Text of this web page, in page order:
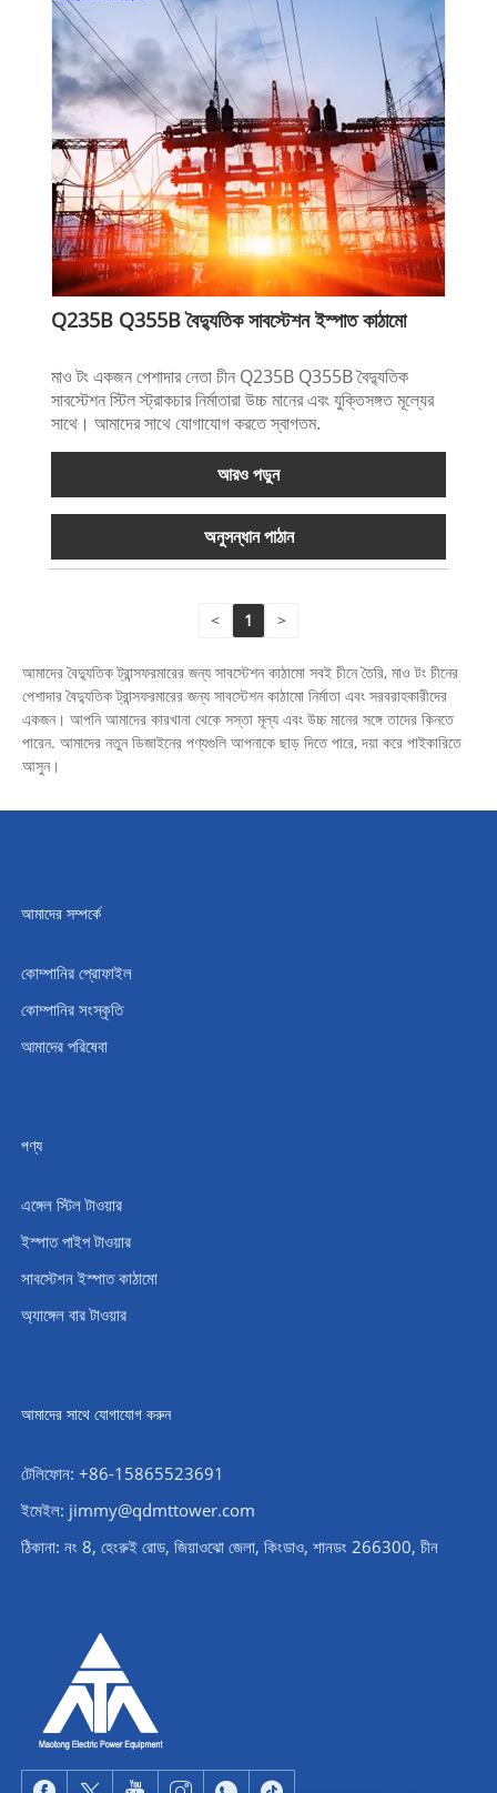
Q235B Q355B বৈদ্যুতিক সাবস্টেশন ইস্পাত কাঠামো
মাও টং একজন পেশাদার নেতা চীন Q235B Q355B বৈদ্যুতিক
সাবস্টেশন স্টিল স্ট্রাকচার নির্মাতারা উচ্চ মানের এবং যুক্তিসঙ্গত মূল্যের
সাথে। আমাদের সাথে যোগাযোগ করতে স্বাগতম.
আরও পড়ুন
অনুসন্ধান পাঠান
< 1 >
আমাদের বৈদ্যুতিক ট্রান্সফরমারের জন্য সাবস্টেশন কাঠামো সবই চীনে তৈরি, মাও টং চীনের
পেশাদার বৈদ্যুতিক ট্রান্সফরমারের জন্য সাবস্টেশন কাঠামো নির্মাতা এবং সরবরাহকারীদের
একজন। আপনি আমাদের কারখানা থেকে সস্তা মূল্য এবং উচ্চ মানের সঙ্গে তাদের কিনতে
পারেন. আমাদের নতুন ডিজাইনের পণ্যগুলি আপনাকে ছাড় দিতে পারে, দয়া করে পাইকারিতে
আসুন।
আমাদের সম্পর্কে
কোম্পানির প্রোফাইল
কোম্পানির সংস্কৃতি
আমাদের পরিষেবা
পণ্য
এঙ্গেল স্টিল টাওয়ার
ইস্পাত পাইপ টাওয়ার
সাবস্টেশন ইস্পাত কাঠামো
অ্যাঙ্গেল বার টাওয়ার
আমাদের সাথে যোগাযোগ করুন
টেলিফোন: +86-15865523691
ইমেইল: jimmy@qdmttower.com
ঠিকানা: নং 8, হেংরুই রোড, জিয়াওঝো জেলা, কিংডাও, শানডং 266300, চীন